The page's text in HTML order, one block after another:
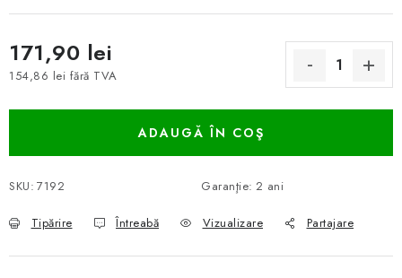
171,90 lei
154,86 lei fără TVA
ADAUGĂ ÎN COŞ
SKU: 7192 Garanţie: 2 ani
Tipărire Întreabă Vizualizare Partajare